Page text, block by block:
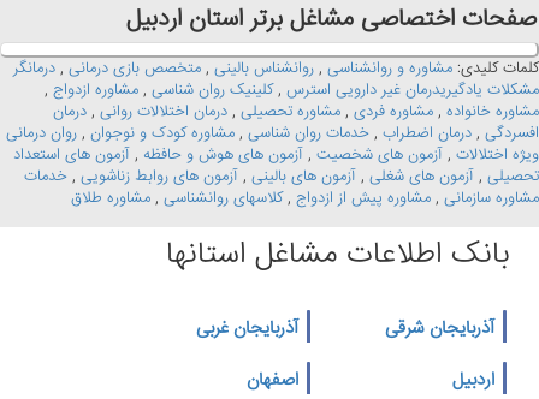
صفحات اختصاصی مشاغل برتر استان اردبيل
کلمات کلیدی: مشاوره و روانشناسی , روانشناس بالینی , متخصص بازی درمانی , درمانگر
مشکلات یادگیریدرمان غیر دارویی استرس ,کلینیک روان شناسی , مشاوره ازدواج ,
مشاوره خانواده , مشاوره فردی , مشاوره تحصیلی , درمان اختلالات روانی , درمان
افسردگی , درمان اضطراب , خدمات روان شناسی , مشاوره کودک و نوجوان , روان درمانی
ویژه اختلالات , آزمون های شخصیت , آزمون های هوش و حافظه , آزمون های استعداد
تحصیلی , آزمون های شغلی , آزمون های بالینی , آزمون های روابط زناشویی , خدمات
مشاوره سازمانی , مشاوره پیش از ازدواج ,کلاسهای روانشناسی , مشاوره طلاق
بانک اطلاعات مشاغل استانها
آذربایجان شرقی
آذربایجان غربی
اردبیل
اصفهان